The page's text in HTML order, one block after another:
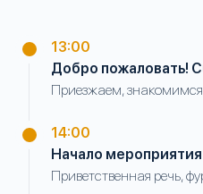
13:00
Добро пожаловать!
Приезжаем,
14:00
Начало мероприятия
Приветственная речь,